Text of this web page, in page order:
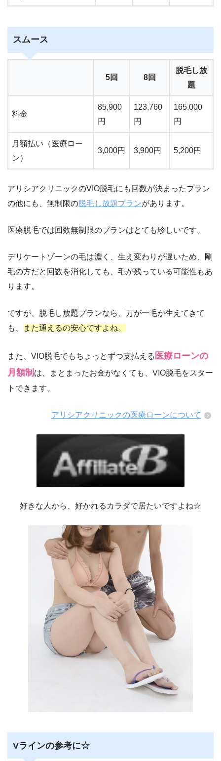
スムース
5回 8回
脱毛し放
題
料金
85,900
円
123,760
円
165,000
円
月額払い（医療ロー
ン）
3,000円 3,900円 5,200円
アリシアクリニックのVIO脱毛にも回数が決まったプラン
の他にも、無制限の脱毛し放題プランがあります。
医療脱毛では回数無制限のプランはとても珍しいです。
デリケートゾーンの毛は濃く、生え変わりが遅いため、剛
毛の方だと回数を消化しても、毛が残っている可能性もあ
ります。
ですが、脱毛し放題プランなら、万が一毛が生えてきて
も、
また通えるの安心ですよね。
また、VIO脱毛でもちょっとずつ支払える 医療ローンの
月額制 は、まとまったお金がなくても、VIO脱毛をスター
トできます。
アリシアクリニックの医療ローンについて
好きな人から、好かれるカラダで居たいですよね☆
Vラインの参考に☆